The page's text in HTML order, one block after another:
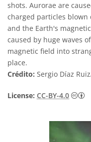
shots. Aurorae are
charged particles blown
and the Earth's
caused by huge waves
magnetic field into
place.
Crédito: Sergio Díaz
License: CC-BY-4.0